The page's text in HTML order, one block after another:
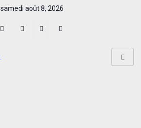
samedi août 8, 2026